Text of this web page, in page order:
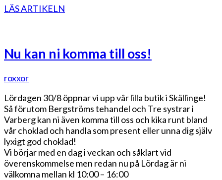
LÄS ARTIKELN
Nu kan ni komma till oss!
roxxor
Lördagen 30/8 öppnar vi upp vår lilla butik i Skällinge!
Så förutom Bergströms tehandel och Tre systrar i
Varberg kan ni även komma till oss och kika runt bland
vår choklad och handla som present eller unna dig själv
lyxigt god choklad!
Vi börjar med en dag i veckan och såklart vid
överenskommelse men redan nu på Lördag är ni
välkomna mellan kl 10:00 – 16:00